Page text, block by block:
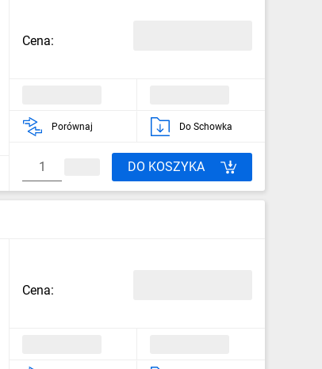
Cena:
Porównaj Do Schowka
DO KOSZYKA
Cena: